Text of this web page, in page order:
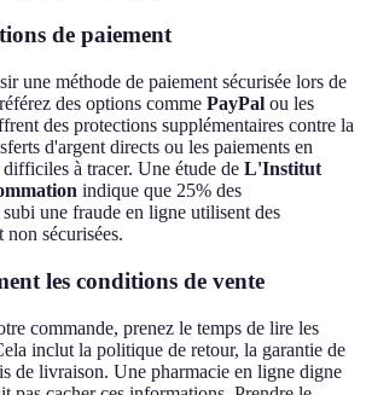
de paiement
une méthode de paiement sécurisée lors de
des options comme PayPal ou les
des protections supplémentaires contre la
d'argent directs ou les paiements en
à tracer. Une étude de L'Institut
indique que 25% des
une fraude en ligne utilisent des
non sécurisées.
les conditions de vente
commande, prenez le temps de lire les
inclut la politique de retour, la garantie de
de livraison. Une pharmacie en ligne digne